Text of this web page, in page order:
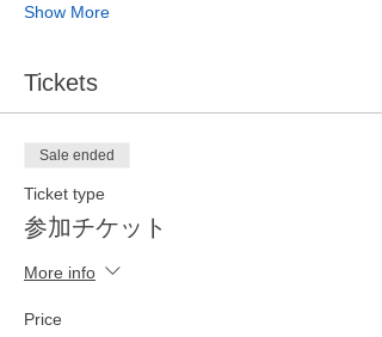
Show More
Tickets
Sale ended
Ticket type
参加チケット
More info
Price